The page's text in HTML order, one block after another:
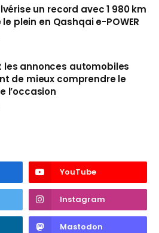
un record avec 1 980 km
plein en Qashqai e-POWER
les annonces automobiles
de mieux comprendre le
l’occasion
YouTube
Instagram
Mastodon